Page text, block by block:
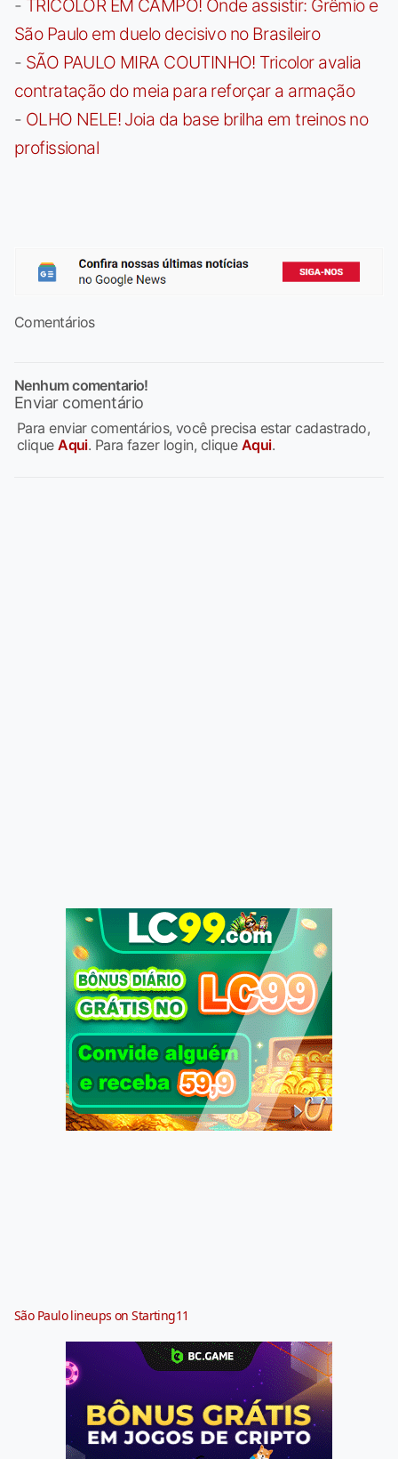
-
TRICOLOR EM CAMPO! Onde assistir: Grêmio e
São Paulo em duelo decisivo no Brasileiro
- SÃO PAULO MIRA COUTINHO! Tricolor avalia
contratação do meia para reforçar a armação
- OLHO NELE! Joia da base brilha em treinos no
profissional
Comentários
Nenhum comentario!
Enviar comentário
Para enviar comentários, você precisa estar cadastrado,
cliqueAqui. Para fazer login, clique Aqui.
São Paulo lineups on Starting11